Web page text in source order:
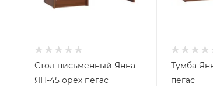
Стол письменный Янна
ЯН-45 орех пегас
Тумба
пегас